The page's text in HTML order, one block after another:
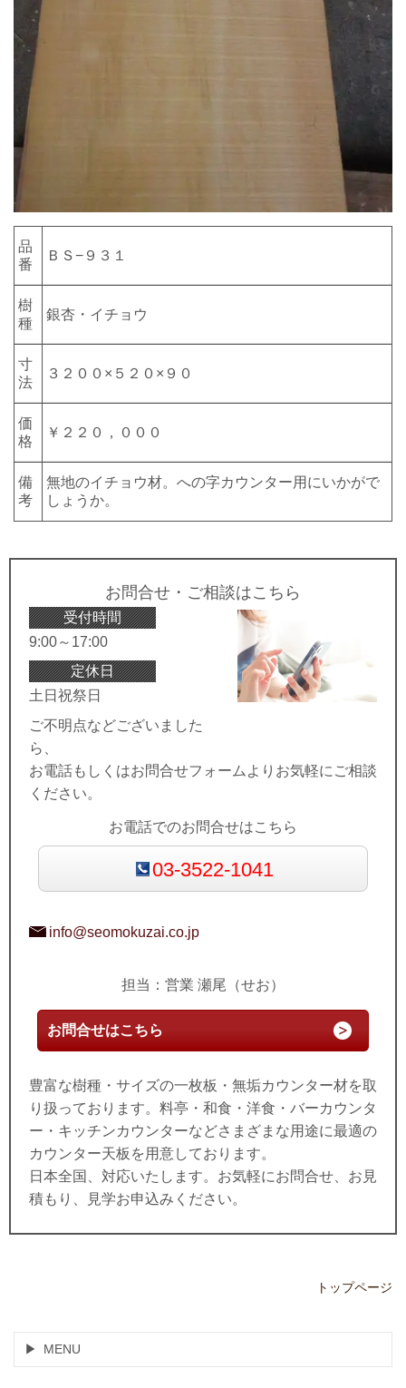
品
番
ＢＳ−９３１
樹
種
銀杏・イチョウ
寸
法
３２００×５２０×９０
価
格
￥２２０，０００
備
考
無地のイチョウ材。への字カウンター用にいかがで
しょうか。
お問合せ・ご相談はこちら
受付時間
9:00～17:00
定休日
土日祝祭日
ご不明点などございました
ら、
お電話もしくはお問合せフォームよりお気軽にご相談
ください。
お電話でのお問合せはこちら
03-3522-1041
info@seomokuzai.co.jp
担当：営業 瀬尾（せお）
お問合せはこちら
豊富な樹種・サイズの一枚板・無垢カウンター材を取
り扱っております。料亭・和食・洋食・バーカウンタ
ー・キッチンカウンターなどさまざまな用途に最適の
カウンター天板を用意しております。
日本全国、対応いたします。お気軽にお問合せ、お見
積もり、見学お申込みください。
トップページ
MENU